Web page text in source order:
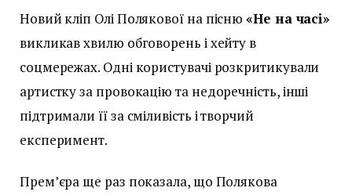
Новий кліп Олі Полякової на пісню«Не на часі»
викликав хвилю обговорень і хейту в
соцмережах. Одні користувачі розкритикували
артистку за провокацію та недоречність, інші
підтримали її за сміливість і творчий
експеримент.
Прем’єра ще раз показала, що Полякова